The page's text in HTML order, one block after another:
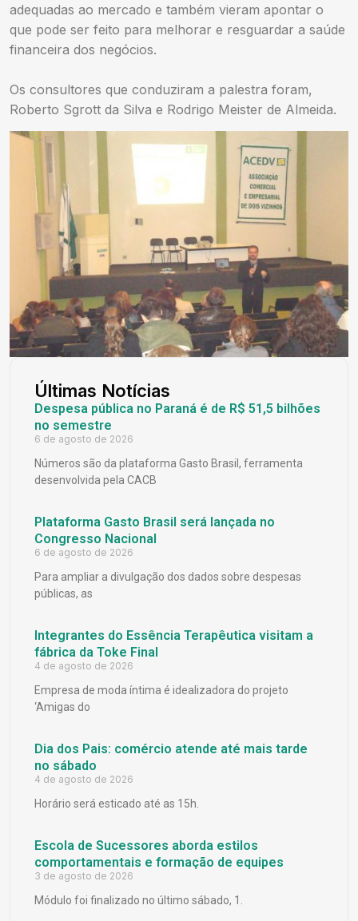
adequadas ao mercado e também vieram apontar o
que pode ser feito para melhorar e resguardar a saúde
financeira dos negócios.
Os consultores que conduziram a palestra foram,
Roberto Sgrott da Silva e Rodrigo Meister de Almeida.
Últimas Notícias
Despesa pública no Paraná é de R$ 51,5 bilhões
no semestre
6 de agosto de 2026
Números são da plataforma Gasto Brasil, ferramenta
desenvolvida pela CACB
Plataforma Gasto Brasil será lançada no
Congresso Nacional
6 de agosto de 2026
Para ampliar a divulgação dos dados sobre despesas
públicas, as
Integrantes do Essência Terapêutica visitam a
fábrica da Toke Final
4 de agosto de 2026
Empresa de moda íntima é idealizadora do projeto
‘Amigas do
Dia dos Pais: comércio atende até mais tarde
no sábado
4 de agosto de 2026
Horário será esticado até as 15h.
Escola de Sucessores aborda estilos
comportamentais e formação de equipes
3 de agosto de 2026
Módulo foi finalizado no último sábado, 1.